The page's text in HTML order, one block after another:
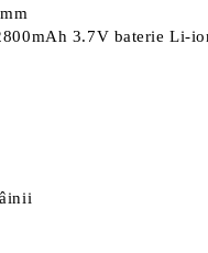
3.7V baterie Li-